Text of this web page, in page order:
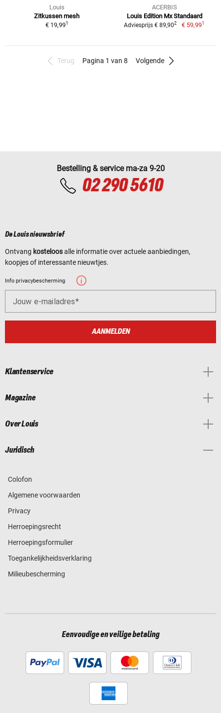
Louis
Zitkussen mesh
€ 19,991
ACERBIS
Louis Edition Mx Standaard
Adviesprijs € 89,902 € 59,991
Terug Pagina 1 van 8 Volgende
Bestelling & service ma-za 9-20
02 290 5610
De Louis nieuwsbrief
Ontvang kosteloosalle informatie over actuele aanbiedingen,
koopjes of interessante nieuwtjes.
Info privacybescherming
Jouw e-mailadres
AANMELDEN
Klantenservice
Magazine
Over Louis
Juridisch
Colofon
Algemene voorwaarden
Privacy
Herroepingsrecht
Herroepingsformulier
Toegankelijkheidsverklaring
Milieubescherming
Eenvoudige en veilige betaling